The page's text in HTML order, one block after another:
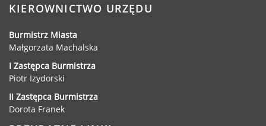
KIEROWNICTWO URZĘDU
Burmistrz Miasta
Małgorzata Machalska
I Zastępca Burmistrza
Piotr Izydorski
II Zastępca Burmistrza
Dorota Franek